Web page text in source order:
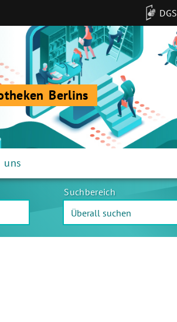
DGS
Berlins
uns
Suchbereich